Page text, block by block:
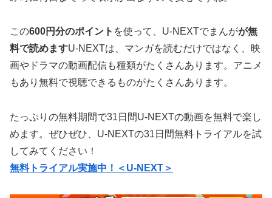
この600円分のポイント を使って、U-NEXTでまんがが無
料で読めますU-NEXTは、マンガを読むだけではなく、映
画やドラマの動画配信も種類がたくさんあります。アニメ
もあり無料で視聴できるものがたくさんあります。
たっぷりの無料期間で31日間U-NEXTの動画を無料で楽し
めます。ぜひぜひ、U-NEXTの31日間無料トライアルを試
してみてください！
無料トライアル実施中！＜U-NEXT＞